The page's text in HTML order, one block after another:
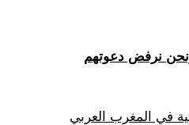
ونحن نرفض دعوتهم
في المغرب العربي